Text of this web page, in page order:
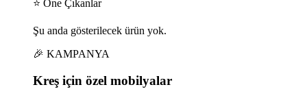
⭐ Öne Çıkanlar
Şu anda gösterilecek ürün yok.
🎉 KAMPANYA
Kreş için özel mobilyalar